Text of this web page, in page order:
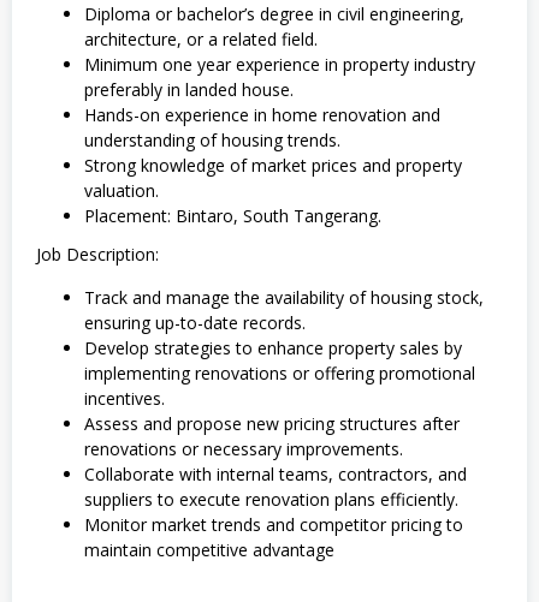
Diploma or bachelor’s degree in civil engineering,
architecture, or a related field.
Minimum one year experience in property industry
preferably in landed house.
Hands-on experience in home renovation and
understanding of housing trends.
Strong knowledge of market prices and property
valuation.
Placement: Bintaro, South Tangerang.
Job Description:
Track and manage the availability of housing stock,
ensuring up-to-date records.
Develop strategies to enhance property sales by
implementing renovations or offering promotional
incentives.
Assess and propose new pricing structures after
renovations or necessary improvements.
Collaborate with internal teams, contractors, and
suppliers to execute renovation plans efficiently.
Monitor market trends and competitor pricing to
maintain competitive advantage